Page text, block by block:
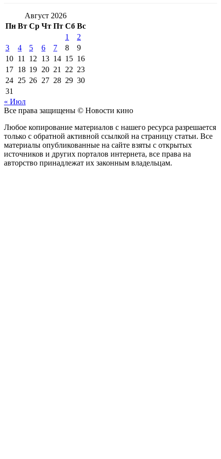
Август 2026
Пн Вт Ср Чт Пт Сб Вс
1
2
3
4 5 6 7 8
9
10 11 12 13 14 15 16
17 18 19 20 21 22 23
24 25 26 27 28 29 30
31
« Июл
Все права защищены © Новости кино
Любое копирование материалов с нашего ресурса разрешается
только с обратной активной ссылкой на страницу статьи. Все
материалы опубликованные на сайте взяты с открытых
источников и других порталов интернета, все права на
авторство принадлежат их законным владельцам.